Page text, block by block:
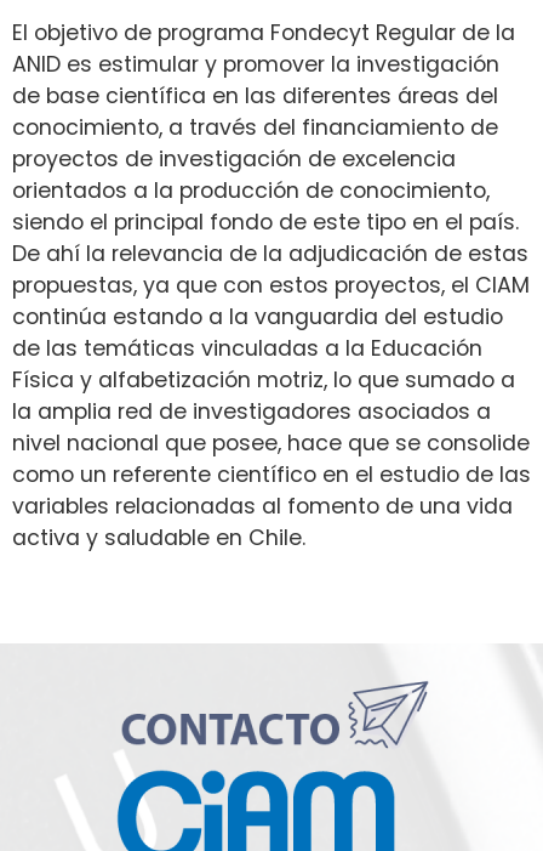
El objetivo de programa Fondecyt Regular de la
ANID es estimular y promover la investigación
de base científica en las diferentes áreas del
conocimiento, a través del financiamiento de
proyectos de investigación de excelencia
orientados a la producción de conocimiento,
siendo el principal fondo de este tipo en el país.
De ahí la relevancia de la adjudicación de estas
propuestas, ya que con estos proyectos, el CIAM
continúa estando a la vanguardia del estudio
de las temáticas vinculadas a la Educación
Física y alfabetización motriz, lo que sumado a
la amplia red de investigadores asociados a
nivel nacional que posee, hace que se consolide
como un referente científico en el estudio de las
variables relacionadas al fomento de una vida
activa y saludable en Chile.